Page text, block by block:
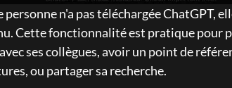
n'a pas téléchargée ChatGPT,
Cette fonctionnalité est pratique pour
ses collègues, avoir un point de
ou partager sa recherche.